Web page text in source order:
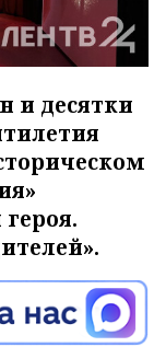
и десятки